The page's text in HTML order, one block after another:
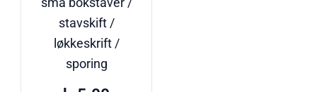
stavskift /
løkkeskrift /
sporing